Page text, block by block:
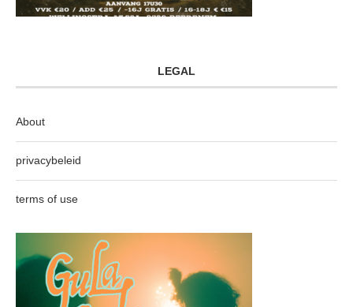
LEGAL
About
privacybeleid
terms of use